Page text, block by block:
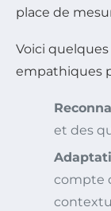
place de
Voici
empathiques
et des
compte